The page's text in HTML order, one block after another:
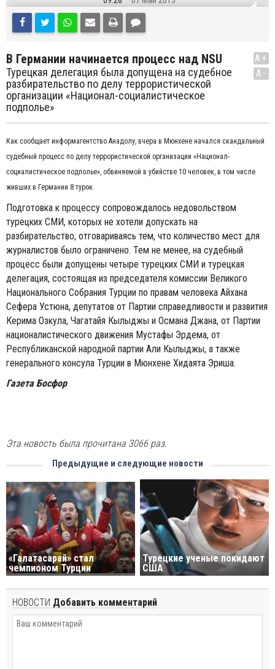
В Германии начинается процесс над NSU
Турецкая делегация была допущена на судебное
разбирательство по делу террористической
организации «Национал-социалистическое
подполье»
A+
A-
Как сообщает информагентство Анадолу, вчера в Мюнхене начался скандальный
судебный процесс по делу террористической организации «Национал-
социалистическое подполье», обвиняемой в убийстве 10 человек, в том числе
живших в Германии 8 турок.
Подготовка к процессу сопровождалось недовольством
турецких СМИ, которых не хотели допускать на
разбирательство, отговариваясь тем, что количество мест для
журналистов было ограничено. Тем не менее, на судебный
процесс были допущены четыре турецких СМИ и турецкая
делегация, состоящая из председателя комиссии Великого
Национального Собрания Турции по правам человека Айхана
Сефера Устюна, депутатов от Партии справедливости и развития
Керима Озкула, Чагатайя Кылыджы и Османа Джана, от Партии
националистического движения Мустафы Эрдема, от
Республиканской народной партии Али Кылыджы, а также
генерального консула Турции в Мюнхене Хидаята Эриша.
Газета Босфор
Эта новость была прочитана 3066 раз.
Предыдущие и следующие новости
«Галатасарай» стал
чемпионом Турции
Турецкие ученые покидают
США
НОВОСТИ Добавить комментарий